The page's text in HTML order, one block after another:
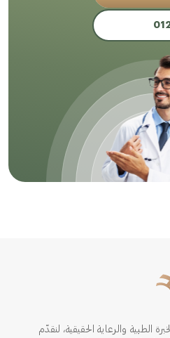
الطبية والرعاية الحقيقية، لنقدّم